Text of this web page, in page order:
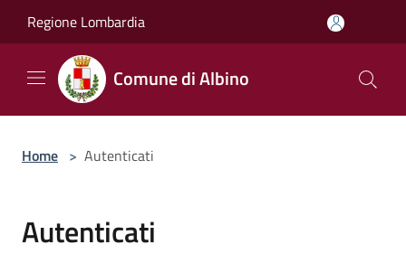
Regione Lombardia
Comune di Albino
Home > Autenticati
Autenticati